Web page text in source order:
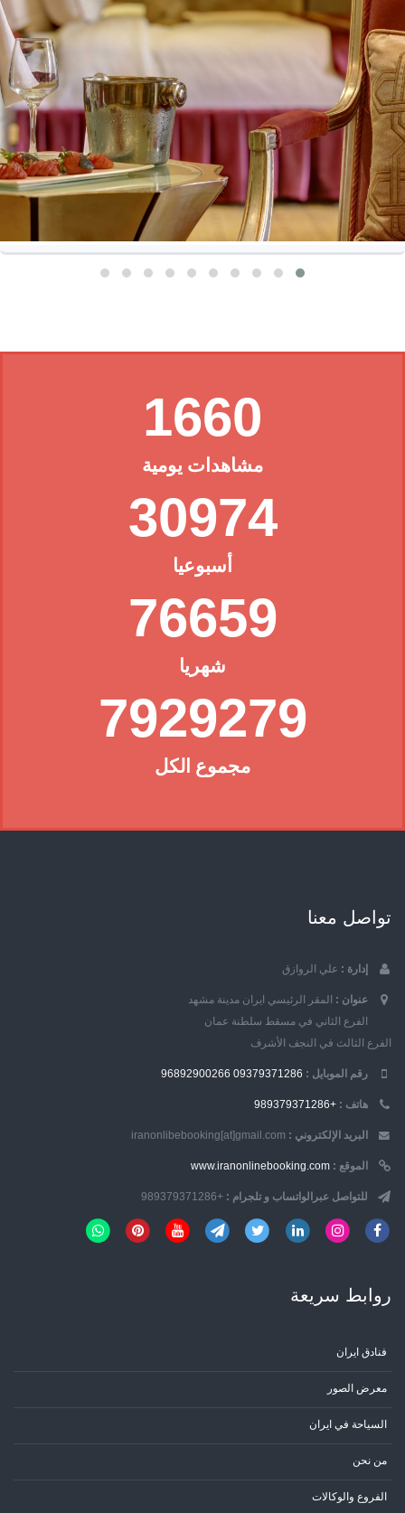
1660
مشاهدات يومية
30974
أسبوعيا
76659
شهريا
7929279
مجموع الكل
تواصل معنا
إدارة : علي الروازق
عنوان : المقر الرئيسي ايران مدينة مشهد
الفرع الثاني في مسقط سلطنة عمان
الفرع الثالث في النجف الأشرف
رقم الموبایل : 09379371286
96892900266
هاتف : +989379371286
البريد الإلكتروني : iranonlibebooking[at]gmail.com
الموقع : www.iranonlinebooking.com
للتواصل عبرالواتساب و تلجرام : +989379371286
روابط سریعة
فنادق ايران
معرض الصور
السياحة في ايران
من نحن
الفروع والوكالات